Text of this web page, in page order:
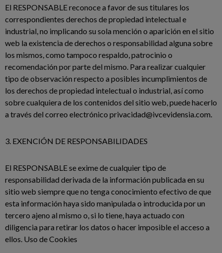
El RESPONSABLE reconoce a favor de sus titulares los
correspondientes derechos de propiedad intelectual e
industrial, no implicando su sola mención o aparición en el sitio
web la existencia de derechos o responsabilidad alguna sobre
los mismos, como tampoco respaldo, patrocinio o
recomendación por parte del mismo. Para realizar cualquier
tipo de observación respecto a posibles incumplimientos de
los derechos de propiedad intelectual o industrial, así como
sobre cualquiera de los contenidos del sitio web, puede hacerlo
a través del correo electrónico privacidad@ivcevidensia.com.
3. EXENCIÓN DE RESPONSABILIDADES
El RESPONSABLE se exime de cualquier tipo de
responsabilidad derivada de la información publicada en su
sitio web siempre que no tenga conocimiento efectivo de que
esta información haya sido manipulada o introducida por un
tercero ajeno al mismo o, si lo tiene, haya actuado con
diligencia para retirar los datos o hacer imposible el acceso a
ellos. Uso de Cookies